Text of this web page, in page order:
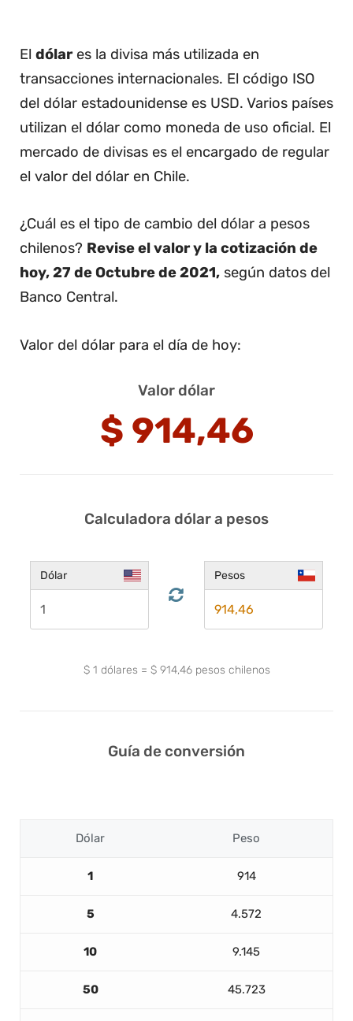
El dólares la divisa más utilizada en
transacciones internacionales. El código ISO
del dólar estadounidense es USD. Varios países
utilizan el dólar como moneda de uso oficial. El
mercado de divisas es el encargado de regular
el valor del dólar en Chile.
¿Cuál es el tipo de cambio del dólar a pesos
chilenos? Revise el valor y la cotización de
hoy, 27 de Octubre de 2021, según datos del
Banco Central.
Valor del dólar para el día de hoy:
Valor dólar
$ 914,46
Calculadora dólar a pesos
Dólar Pesos
$ 1 dólares = $ 914,46pesos chilenos
Guía de conversión
Dólar Peso
1 914
5 4.572
10 9.145
50 45.723